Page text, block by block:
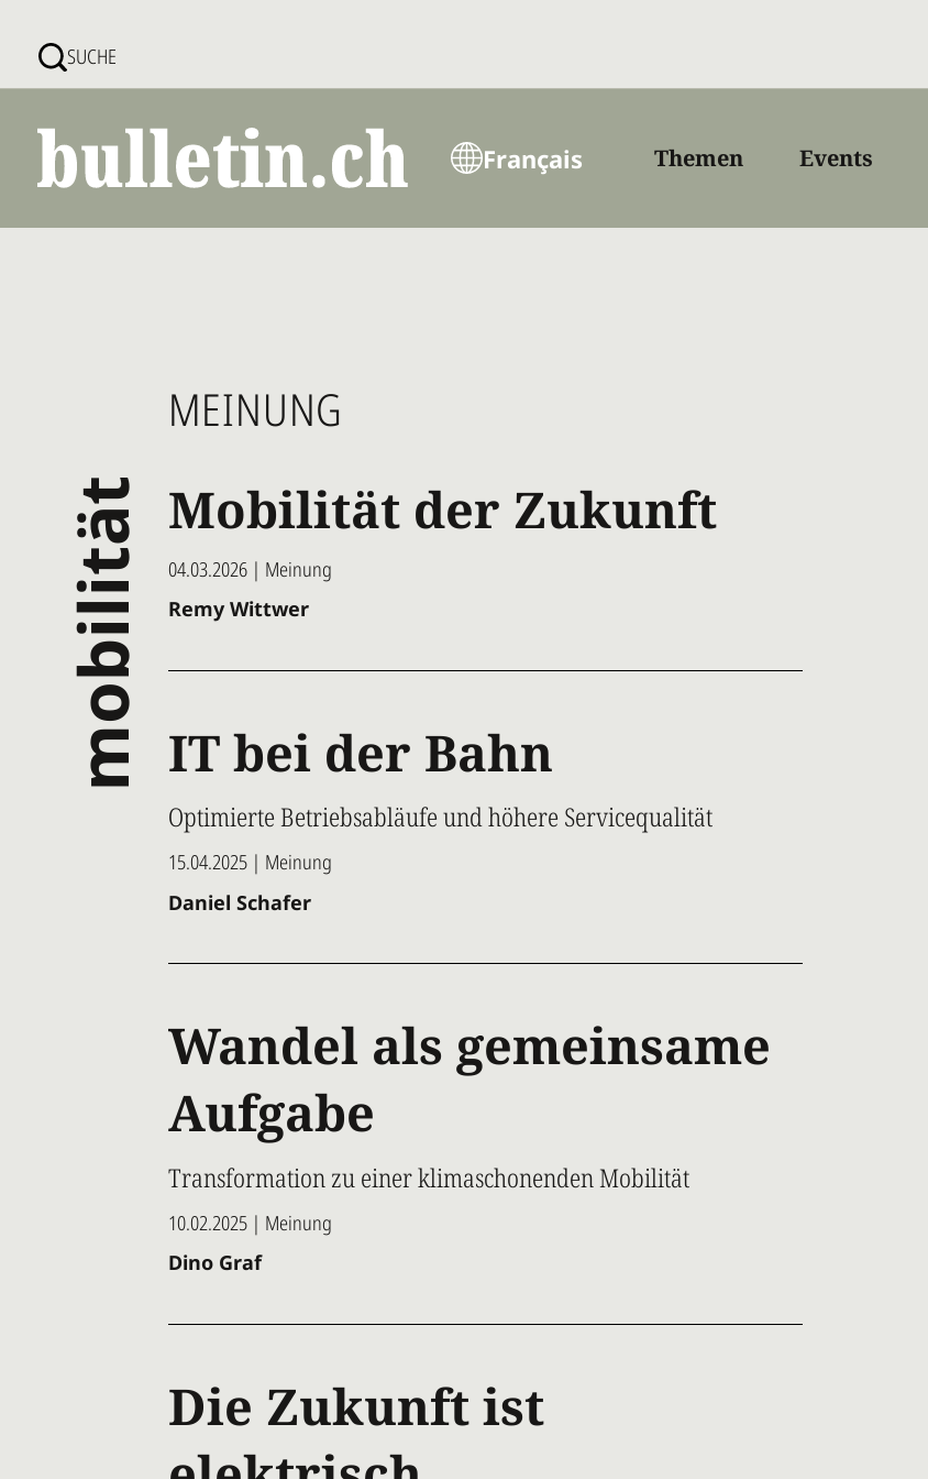
Inhalt
SUCHE
Français Themen Events
mobilität
MEINUNG
Mobilität der Zukunft
04.03.2026 | Meinung
Remy Wittwer
IT bei der Bahn
Optimierte Betriebsabläufe und höhere Servicequalität
15.04.2025 | Meinung
Daniel Schafer
Wandel als gemeinsame
Aufgabe
Transformation zu einer klimaschonenden Mobilität
10.02.2025 | Meinung
Dino Graf
Die Zukunft ist